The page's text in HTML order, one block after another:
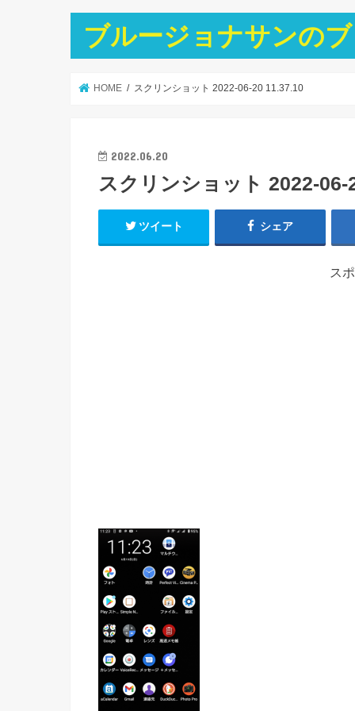
ブルージョナサンの
HOME スクリンショット 2022-06-20 11.37.10
2022.06.20
スクリンショット 2022-06-
ツイート シェア
ス